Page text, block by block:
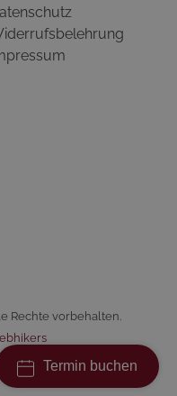
Rechte vorbehalten.
Termin buchen